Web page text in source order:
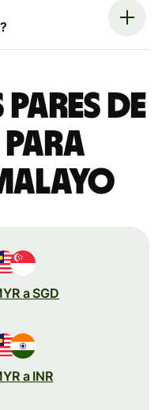
pares de
para
a SGD
a INR